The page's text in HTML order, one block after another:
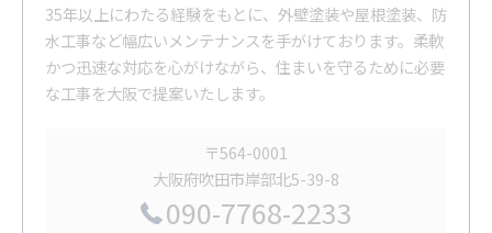
35年以上にわたる経験をもとに、外壁塗装や屋根塗装、防
水工事など幅広いメンテナンスを手がけております。柔軟
かつ迅速な対応を心がけながら、住まいを守るために必要
な工事を大阪で提案いたします。
〒564-0001
大阪府吹田市岸部北5-39-8
090-7768-2233